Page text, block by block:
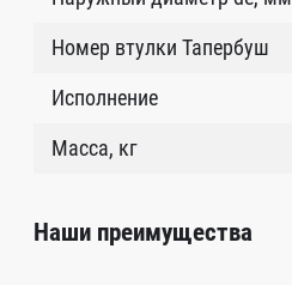
Номер втулки Тапербуш
Исполнение
Масса, кг
Наши преимущества